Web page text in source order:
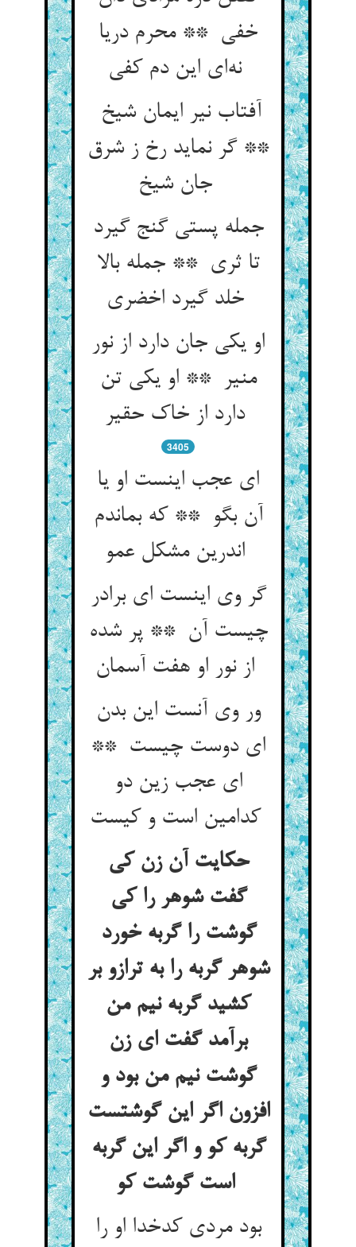
خفی ** محرم دریا
نه‌ای این دم کفی
آفتاب نیر ایمان شیخ
** گر نماید رخ ز شرق
جان شیخ
جمله پستی گنج گیرد
تا ثری ** جمله بالا
خلد گیرد اخضری
او یکی جان دارد از نور
منیر ** او یکی تن
دارد از خاک حقیر
3405
ای عجب اینست او یا
آن بگو ** که بماندم
گر وی اینست ای برادر
چیست آن ** پر شده
ور وی آنست این بدن
ای دوست چیست **
ای عجب زین دو
کدامین است و کیست
حکایت آن زن کی
گفت شوهر را کی
گوشت را گربه خورد
شوهر گربه را به ترازو بر
کشید گربه نیم من
برآمد گفت ای زن
گوشت نیم من بود و
افزون اگر این گوشتست
گربه کو و اگر این گربه
است گوشت کو
بود مردی کدخدا او را